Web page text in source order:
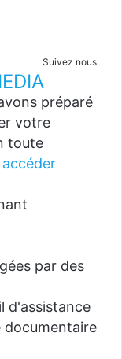
Suivez nous:
préparé
votre
toute
par des
d'assistance